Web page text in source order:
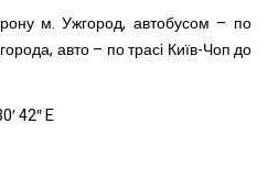
м. Ужгород, автобусом – по
авто – по трасі Київ-Чоп до
42″ E